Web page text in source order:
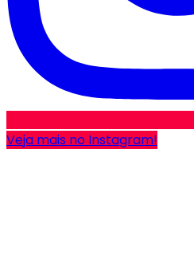
Veja mais no Instagram!